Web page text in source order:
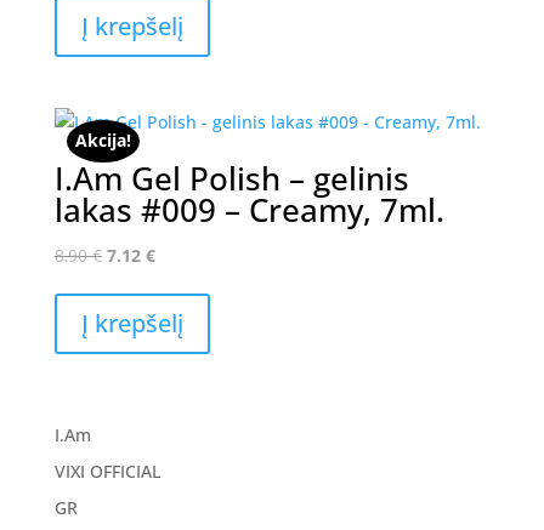
8.90 €.
is:
7.12 €.
Į krepšelį
Akcija!
I.Am Gel Polish – gelinis
lakas #009 – Creamy, 7ml.
8.90€ Original
8.90 €.
7.12 €Current
is:
7.12 €.
Į krepšelį
I.Am
VIXI OFFICIAL
GR